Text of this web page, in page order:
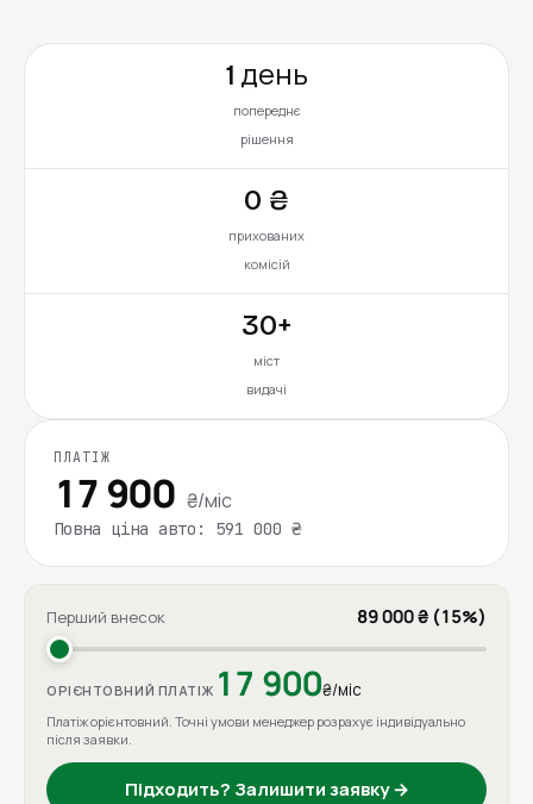
1 день
попереднє
рішення
0 ₴
прихованих
комісій
30+
міст
видачі
ПЛАТІЖ
17 900 ₴/міс
Повна ціна авто: 591 000 ₴
Перший внесок 89 000 ₴ (15%)
ОРІЄНТОВНИЙ ПЛАТІЖ 17 900₴/міс
Платіж орієнтовний. Точні умови менеджер розрахує індивідуально
після заявки.
Підходить? Залишити заявку →